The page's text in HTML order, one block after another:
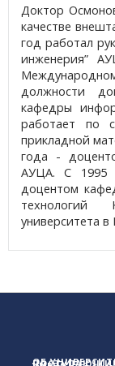
Доктор
качестве
год работал
инженерия”
должности
кафедры
работает по
прикладной
года -
АУЦА. С 1995
доцентом
технологий
университета в
ОБ